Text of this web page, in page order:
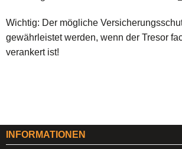
Wichtig: Der mögliche
gewährleistet werden, wenn der Tresor
verankert ist!
INFORMATIONEN